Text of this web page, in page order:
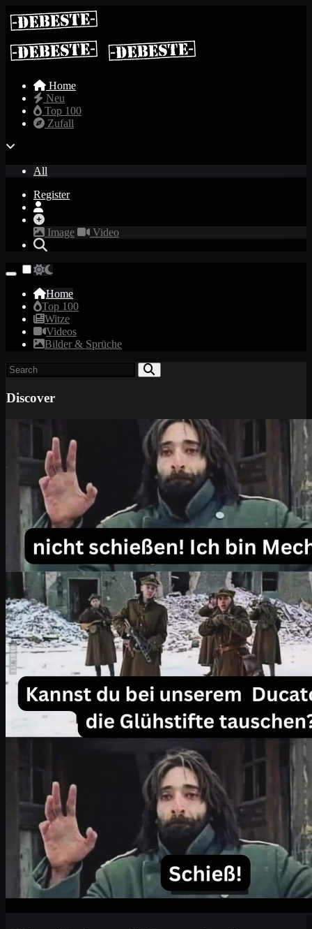
Home
Neu
Top 100
Zufall
All
Register
Image Video
Home
Top 100
Witze
Videos
Bilder & Sprüche
Discover